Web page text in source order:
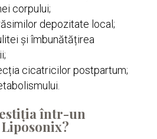
corpului;
depozitate local;
și îmbunătățirea
cicatricilor postpartum;
într-un